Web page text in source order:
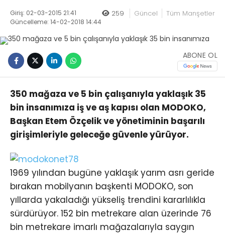
Giriş: 02-03-2015 21:41
Güncelleme: 14-02-2018 14:44
259 Güncel Tüm Manşetler
ABONE OL
350 mağaza ve 5 bin çalışanıyla yaklaşık 35
bin insanımıza iş ve aş kapısı olan MODOKO,
Başkan Etem Özçelik ve yönetiminin başarılı
girişimleriyle geleceğe güvenle yürüyor.
1969 yılından bugüne yaklaşık yarım asrı geride
bırakan mobilyanın başkenti MODOKO, son
yıllarda yakaladığı yükseliş trendini kararlılıkla
sürdürüyor. 152 bin metrekare alan üzerinde 76
bin metrekare imarlı mağazalarıyla saygın